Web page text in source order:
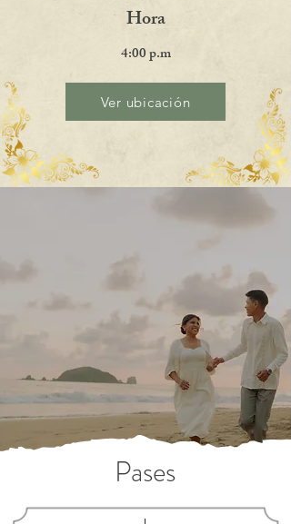
Hora
4:00 p.m
Ver ubicación
Pases